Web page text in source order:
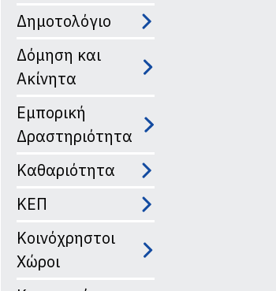
Δημοτολόγιο
Δόμηση και
Ακίνητα
Εμπορική
Δραστηριότητα
Καθαριότητα
ΚΕΠ
Κοινόχρηστοι
Χώροι